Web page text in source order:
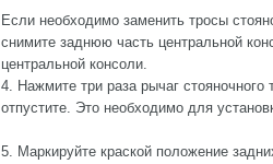
Если необходимо заменить тросы
снимите заднюю часть центральной
центральной консоли.
4. Нажмите три раза рычаг стояночного
отпустите. Это необходимо для
5. Маркируйте краской положение